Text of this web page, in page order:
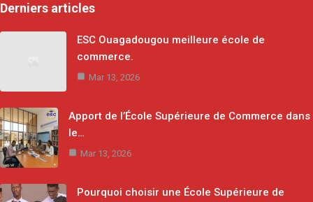
Derniers articles
ESC Ouagadougou meilleure école de
commerce.
Mar 13, 2026
Apport de l’École Supérieure de Commerce dans
le…
Mar 13, 2026
Pourquoi choisir une École Supérieure de